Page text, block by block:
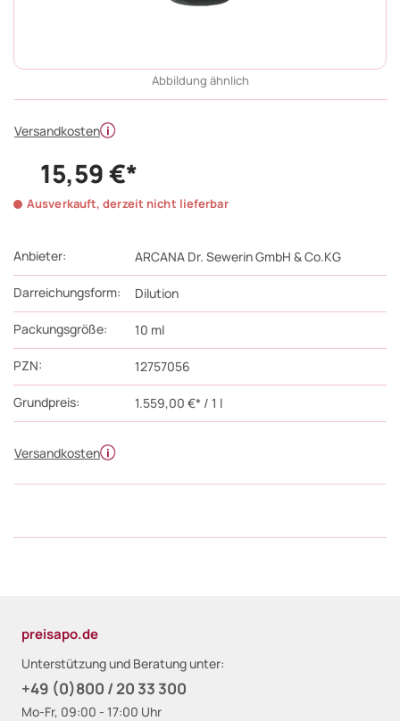
Abbildung ähnlich
Versandkosten
Versandkosten
Anbieter: ARCANA Dr. Sewerin GmbH & Co.KG
Darreichungsform: Dilution
Packungsgröße: 10 ml
PZN: 12757056
Grundpreis: 1.559,00 €* / 1 l
15,59 €*
Ausverkauft, derzeit nicht lieferbar
preisapo.de
Unterstützung und Beratung unter:
+49 (0)800 / 20 33 300
Mo-Fr, 09:00 - 17:00 Uhr